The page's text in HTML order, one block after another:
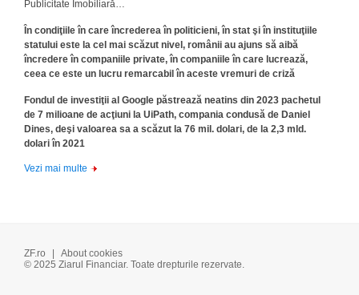
Publicitate Imobiliară…
În condiţiile în care încrederea în politicieni, în stat şi în instituţiile
statului este la cel mai scăzut nivel, românii au ajuns să aibă
încredere în companiile private, în companiile în care lucrează,
ceea ce este un lucru remarcabil în aceste vremuri de criză
Fondul de investiţii al Google păstrează neatins din 2023 pachetul
de 7 milioane de acţiuni la UiPath, compania condusă de Daniel
Dines, deşi valoarea sa a scăzut la 76 mil. dolari, de la 2,3 mld.
dolari în 2021
Vezi mai multe
ZF.ro |
About cookies
© 2025 Ziarul Financiar. Toate drepturile rezervate.